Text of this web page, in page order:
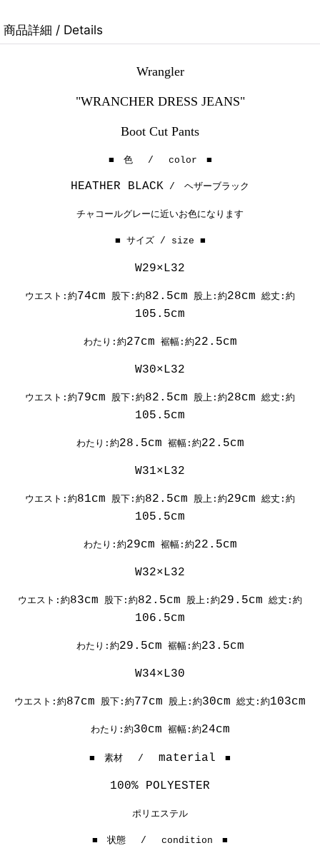
商品詳細 / Details
Wrangler
"WRANCHER DRESS JEANS"
Boot Cut Pants
■ 色 / color ■
HEATHER BLACK / ヘザーブラック
チャコールグレーに近いお色になります
■ サイズ / size ■
W29×L32
ウエスト:約74cm 股下:約82.5cm 股上:約28cm 総丈:約
105.5cm
わたり:約27cm 裾幅:約22.5cm
W30×L32
ウエスト:約79cm 股下:約82.5cm 股上:約28cm 総丈:約
105.5cm
わたり:約28.5cm 裾幅:約22.5cm
W31×L32
ウエスト:約81cm 股下:約82.5cm 股上:約29cm 総丈:約
105.5cm
わたり:約29cm 裾幅:約22.5cm
W32×L32
ウエスト:約83cm 股下:約82.5cm 股上:約29.5cm 総丈:約
106.5cm
わたり:約29.5cm 裾幅:約23.5cm
W34×L30
ウエスト:約87cm 股下:約77cm 股上:約30cm 総丈:約103cm
わたり:約30cm 裾幅:約24cm
■ 素材 / material ■
100% POLYESTER
ポリエステル
■ 状態 / condition ■